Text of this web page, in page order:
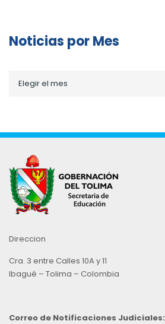
Noticias por Mes
porElegir el mes
Direccion
Cra. 3 entre Calles 10A y 11
Ibagué – Tolima – Colombia
Correo de Notificaciones Judiciales: